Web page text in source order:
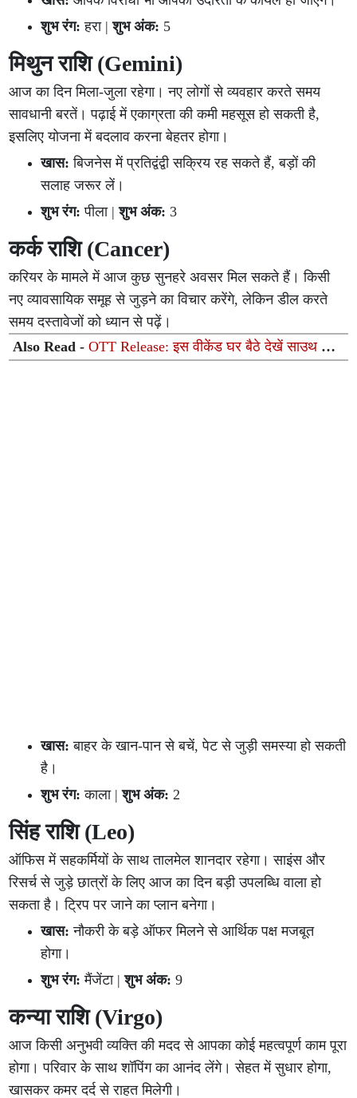
शुभ रंग: हरा |शुभ अंक: 5
मिथुन राशि (Gemini)
आज का दिन मिला-जुला रहेगा। नए लोगों से व्यवहार करते समय
सावधानी बरतें। पढ़ाई में एकाग्रता की कमी महसूस हो सकती है,
इसलिए योजना में बदलाव करना बेहतर होगा।
खास: बिजनेस में प्रतिद्वंद्वी सक्रिय रह सकते हैं, बड़ों की
सलाह जरूर लें।
शुभ रंग: पीला |शुभ अंक: 3
कर्क राशि (Cancer)
करियर के मामले में आज कुछ सुनहरे अवसर मिल सकते हैं। किसी
नए व्यावसायिक समूह से जुड़ने का विचार करेंगे, लेकिन डील करते
समय दस्तावेजों को ध्यान से पढ़ें।
Also Read -OTT Release: इस वीकेंड घर बैठे देखें साउथ की
ये 5 शानदार फिल्में
खास: बाहर के खान-पान से बचें, पेट से जुड़ी समस्या हो सकती
है।
शुभ रंग: काला |शुभ अंक: 2
सिंह राशि (Leo)
ऑफिस में सहकर्मियों के साथ तालमेल शानदार रहेगा। साइंस और
रिसर्च से जुड़े छात्रों के लिए आज का दिन बड़ी उपलब्धि वाला हो
सकता है। ट्रिप पर जाने का प्लान बनेगा।
खास: नौकरी के बड़े ऑफर मिलने से आर्थिक पक्ष मजबूत
होगा।
शुभ रंग: मैंजेंटा |शुभ अंक: 9
कन्या राशि (Virgo)
आज किसी अनुभवी व्यक्ति की मदद से आपका कोई महत्वपूर्ण काम पूरा
होगा। परिवार के साथ शॉपिंग का आनंद लेंगे। सेहत में सुधार होगा,
खासकर कमर दर्द से राहत मिलेगी।